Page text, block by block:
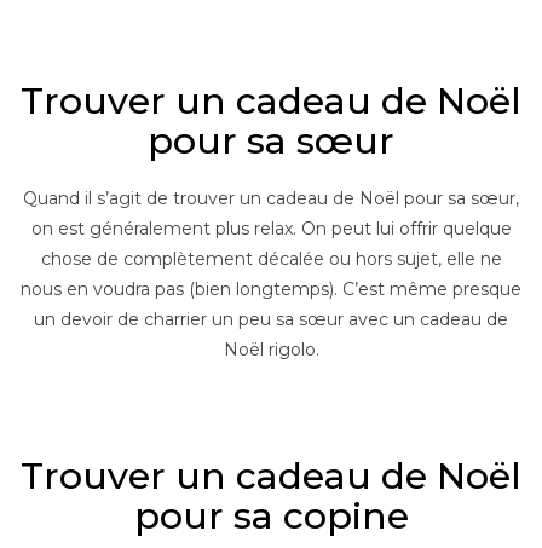
Trouver un cadeau de Noël
pour sa sœur
Quand il s’agit de trouver un cadeau de Noël pour sa sœur,
on est généralement plus relax. On peut lui offrir quelque
chose de complètement décalée ou hors sujet, elle ne
nous en voudra pas (bien longtemps). C’est même presque
un devoir de charrier un peu sa sœur avec un cadeau de
Noël rigolo.
Trouver un cadeau de Noël
pour sa copine